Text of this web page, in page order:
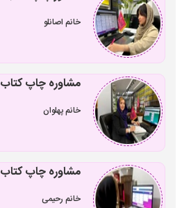
خانم اصانلو
مشاوره چاپ کتاب
خانم پهلوان
مشاوره چاپ کتاب
خانم رحیمی